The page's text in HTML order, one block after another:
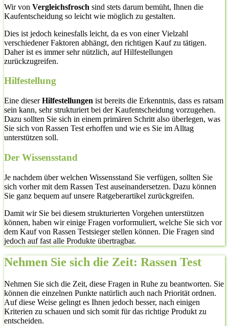
Wir von Vergleichsfrosch sind stets darum bemüht, Ihnen die
Kaufentscheidung so leicht wie möglich zu gestalten.
Dies ist jedoch keinesfalls leicht, da es von einer Vielzahl
verschiedener Faktoren abhängt, den richtigen Kauf zu tätigen.
Daher ist es immer sehr nützlich, auf Hilfestellungen
zurückzugreifen.
Hilfestellung
Eine dieserHilfestellungen ist bereits die Erkenntnis, dass es ratsam
sein kann, sehr strukturiert bei der Kaufentscheidung vorzugehen.
Dazu sollten Sie sich in einem primären Schritt also überlegen, was
Sie sich von Rassen Test erhoffen und wie es Sie im Alltag
unterstützen soll.
Der Wissensstand
Je nachdem über welchen Wissensstand Sie verfügen, sollten Sie
sich vorher mit dem Rassen Test auseinandersetzen. Dazu können
Sie ganz bequem auf unsere Ratgeberartikel zurückgreifen.
Damit wir Sie bei diesem strukturierten Vorgehen unterstützen
können, haben wir einige Fragen vorformuliert, welche Sie sich vor
dem Kauf von Rassen Testsieger stellen können. Die Fragen sind
jedoch auf fast alle Produkte übertragbar.
Nehmen Sie sich die Zeit: Rassen Test
Nehmen Sie sich die Zeit, diese Fragen in Ruhe zu beantworten. Sie
können die einzelnen Punkte natürlich auch nach Priorität ordnen.
Auf diese Weise gelingt es Ihnen jedoch besser, nach einigen
Kriterien zu schauen und sich somit für das richtige Produkt zu
entscheiden.